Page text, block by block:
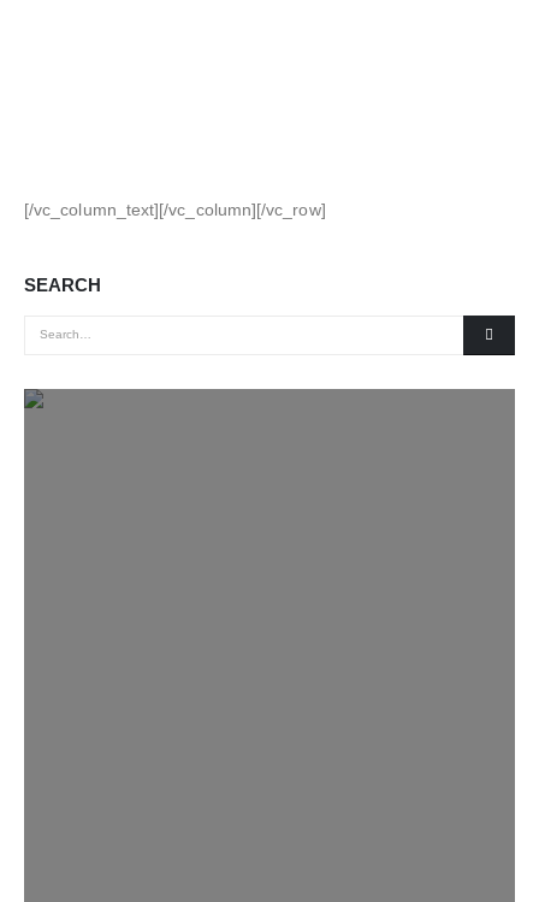
[/vc_column_text][/vc_column][/vc_row]
SEARCH